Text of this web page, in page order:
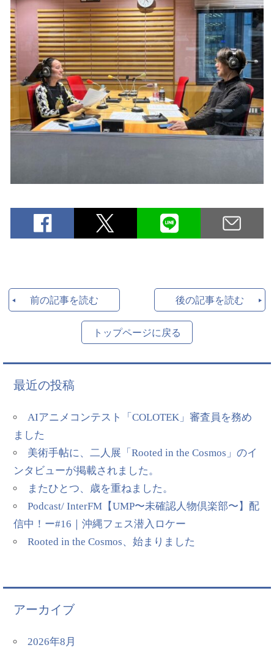
前の記事を読む 後の記事を読む
トップページに戻る
最近の投稿
AIアニメコンテスト「COLOTEK」審査員を務め
ました
美術手帖に、二人展「Rooted in the Cosmos」のイ
ンタビューが掲載されました。
またひとつ、歳を重ねました。
Podcast/ InterFM【UMP〜未確認人物倶楽部〜】配
信中！ー#16｜沖縄フェス潜入ロケー
Rooted in the Cosmos、始まりました
アーカイブ
2026年8月